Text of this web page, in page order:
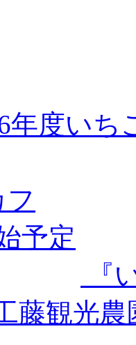
年度いち
『
藤観光農